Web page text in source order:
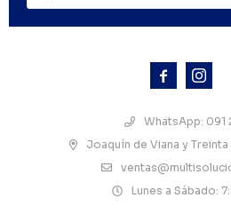
 
WhatsApp: 091
Joaquín de Viana y
Lunes a Sábado: